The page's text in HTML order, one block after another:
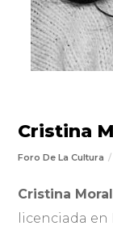
Cristina
Foro De La Cultura
Cristina
licenciada